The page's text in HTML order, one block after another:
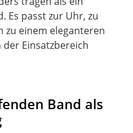
Es passt zur Uhr, zu
zu einem eleganteren
Einsatzbereich
Band als